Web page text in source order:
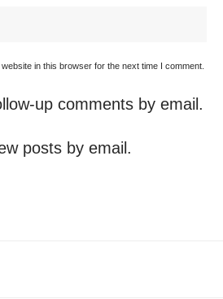
in this browser for the next time I comment.
up comments by email.
posts by email.